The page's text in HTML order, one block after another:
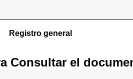
Registro general
Consultarel